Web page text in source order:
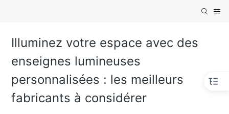
Illuminez votre espace avec des
enseignes lumineuses
personnalisées : les meilleurs
fabricants à considérer